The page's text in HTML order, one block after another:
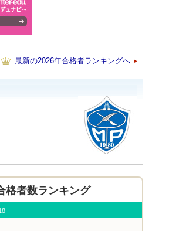
最新の2026年合格者ランキングへ
格者数ランキング